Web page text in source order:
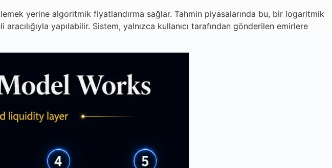
yerine algoritmik fiyatlandırma sağlar. Tahmin piyasalarında bu, bir logaritmik
yapılabilir. Sistem, yalnızca kullanıcı tarafından gönderilen emirlere